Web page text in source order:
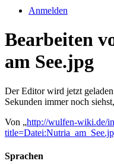
Anmelden
Bearbeiten
am See.jpg
Der Editor wird jetzt
Sekunden immer noch siehst,
Von „http://wulfen-wiki.de/
Sprachen